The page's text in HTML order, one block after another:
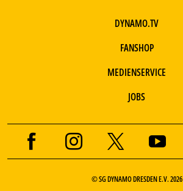
DYNAMO.TV
FANSHOP
MEDIENSERVICE
JOBS
© SG DYNAMO DRESDEN E.V. 2026